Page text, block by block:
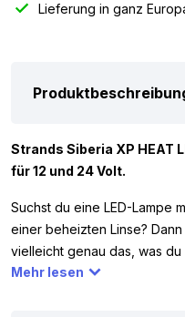
Lieferung in ganz
Strands Siberia XP HEAT
für 12 und 24 Volt.
Suchst du eine LED-Lampe
einer beheizten Linse?
vielleicht genau das, was
LED-Lampe hat 6 helle
Mehr lesen